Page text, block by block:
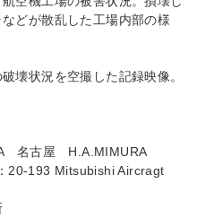
どが散乱した工場内部の様
壊状況を空撮した記録映像。
名古屋 H.A.MIMURA
20-193 Mitsubishi Aircragt